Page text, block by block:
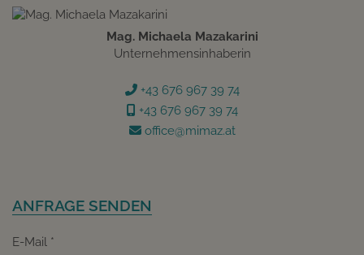
Mag. Michaela Mazakarini
Unternehmensinhaberin
+43 676 967 39 74
+43 676 967 39 74
office@mimaz.at
ANFRAGE SENDEN
E-Mail